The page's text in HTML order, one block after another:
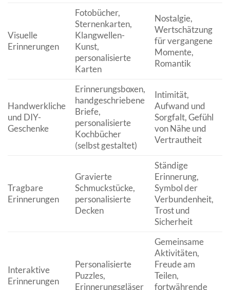
Visuelle
Erinnerungen
Fotobücher,
Sternenkarten,
Klangwellen-
Kunst,
personalisierte
Karten
Nostalgie,
Wertschätzung
für vergangene
Momente,
Romantik
Handwerkliche
und DIY-
Geschenke
Erinnerungsboxen,
handgeschriebene
Briefe,
personalisierte
Kochbücher
(selbst gestaltet)
Intimität,
Aufwand und
Sorgfalt, Gefühl
von Nähe und
Vertrautheit
Tragbare
Erinnerungen
Gravierte
Schmuckstücke,
personalisierte
Decken
Ständige
Erinnerung,
Symbol der
Verbundenheit,
Trost und
Sicherheit
Interaktive
Erinnerungen
Personalisierte
Puzzles,
Erinnerungsgläser
Gemeinsame
Aktivitäten,
Freude am
Teilen,
fortwährende